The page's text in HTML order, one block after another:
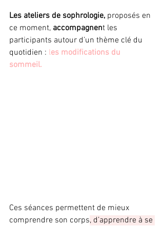
Les ateliers de sophrologie, proposés en
ce moment, accompagnent les
participants autour d’un thème clé du
quotidien : les modifications du
sommeil.
Ces séances permettent de mieux
comprendre son corps, d’apprendre à se